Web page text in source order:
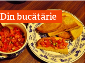
Din bucătărie